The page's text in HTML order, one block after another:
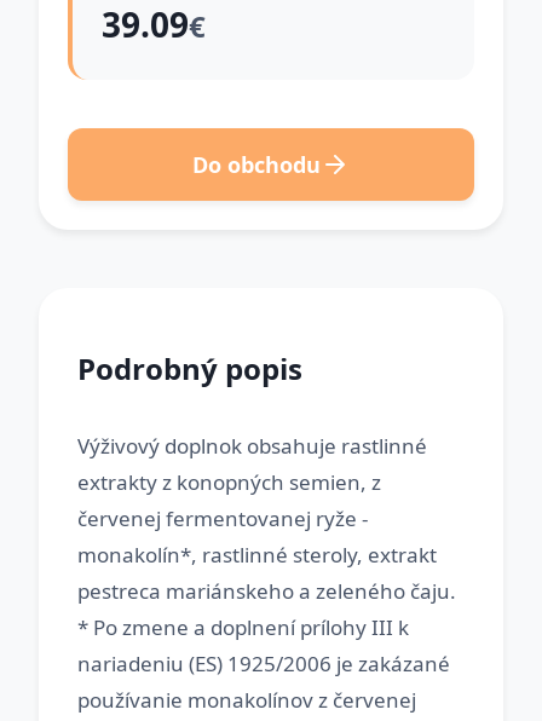
39.09€
Do obchodu
Podrobný popis
Výživový doplnok obsahuje rastlinné
extrakty z konopných semien, z
červenej fermentovanej ryže -
monakolín*, rastlinné steroly, extrakt
pestreca mariánskeho a zeleného čaju.
* Po zmene a doplnení prílohy III k
nariadeniu (ES) 1925/2006 je zakázané
používanie monakolínov z červenej